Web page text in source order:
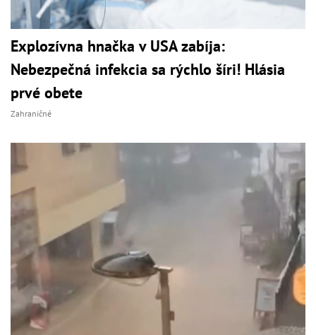
Explozívna hnačka v USA zabíja:
Nebezpečná infekcia sa rýchlo šíri! Hlásia
prvé obete
Zahraničné